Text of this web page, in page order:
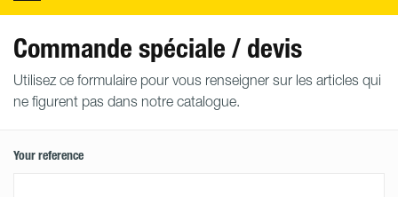
Commande spéciale / devis
Utilisez ce formulaire pour vous renseigner sur les articles qui
ne figurent pas dans notre catalogue.
Your reference